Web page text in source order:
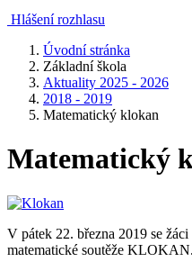
Hlášení rozhlasu
Úvodní stránka
Základní škola
Aktuality 2025 - 2026
2018 - 2019
Matematický klokan
Matematický
V pátek 22. března 2019 se
matematické soutěže KLOKAN.